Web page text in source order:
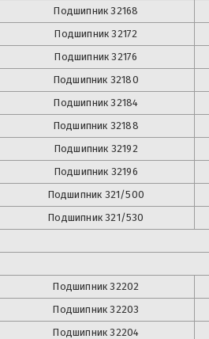
Подшипник32168
Подшипник32172
Подшипник32176
Подшипник 32180
Подшипник32184
Подшипник 32188
Подшипник 32192
Подшипник 32196
Подшипник 321/500
Подшипник321/530
Подшипник32202
Подшипник32203
Подшипник32204